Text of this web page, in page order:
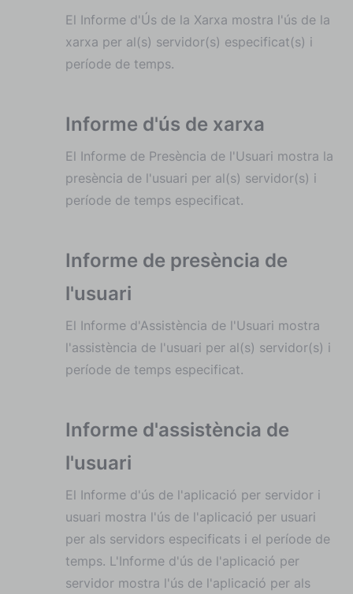
El Informe d'Ús de la Xarxa mostra l'ús de la
xarxa per al(s) servidor(s) especificat(s) i
període de temps.
Informe d'ús de xarxa
El Informe de Presència de l'Usuari mostra la
presència de l'usuari per al(s) servidor(s) i
període de temps especificat.
Informe de presència de
l'usuari
El Informe d'Assistència de l'Usuari mostra
l'assistència de l'usuari per al(s) servidor(s) i
període de temps especificat.
Informe d'assistència de
l'usuari
El Informe d'ús de l'aplicació per servidor i
usuari mostra l'ús de l'aplicació per usuari
per als servidors especificats i el període de
temps. L'Informe d'ús de l'aplicació per
servidor mostra l'ús de l'aplicació per als